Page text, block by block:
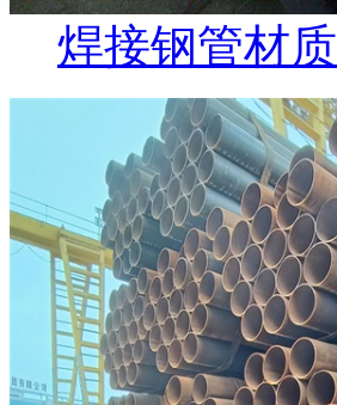
焊接钢管材质